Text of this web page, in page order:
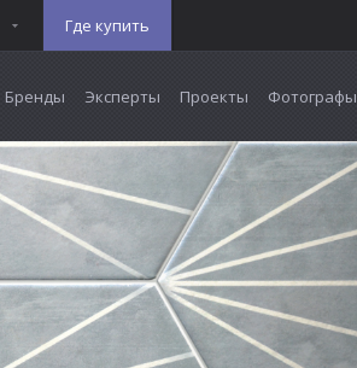
Где купить
Бренды Эксперты Проекты Фотографы